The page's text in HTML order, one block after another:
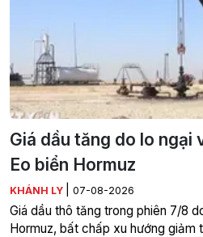
Giá dầu tăng do lo ngại
Eo biển Hormuz
KHÁNH LY 07-08-2026
Giá dầu thô tăng trong phiên 7/8
Hormuz, bất chấp xu hướng giảm